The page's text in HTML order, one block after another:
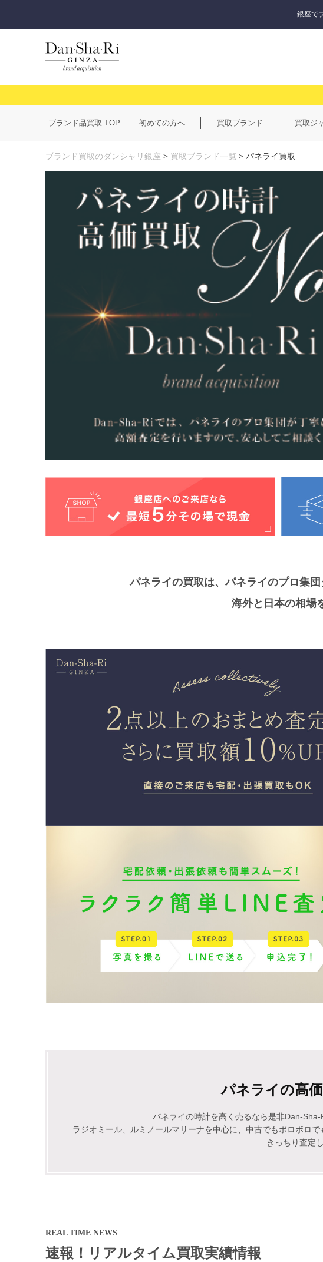
銀座で
ブランド品買取 TOP 初めての方へ 買取ブランド 買取ジ
ブランド買取のダンシャリ銀座 > 買取ブランド一覧 > パネライ買取
パネライの買取は、パネライのプロ集団
海外と日本の相場
パネライの高
パネライの時計を高く売るなら是非Dan-Sha-
ラジオミール、ルミノールマリーナを中心に、中古でもボロボロ
きっちり査定
REAL TIME NEWS
速報！リアルタイム買取実績情報